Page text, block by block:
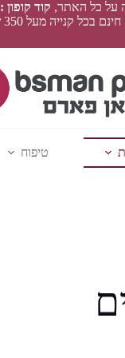
קוד קופון : cl5pe
בכל קנייה מעל 350 ש״ח!
טיפוח